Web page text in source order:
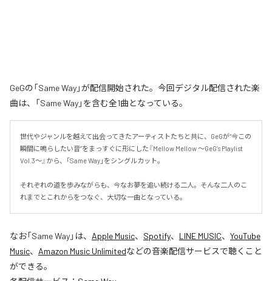
GeGの「Same Way」が配信開始された。今回デジタル配信された楽
曲は、「Same Way」を含む全1曲となっている。
世代やジャンルを越えて出会ってきたアーティストたちと共に、GeGが“今この
瞬間に鳴らしたい音”をまっすぐに形にした『Mellow Mellow ～GeG’s Playlist
Vol.3～』から、「Same Way」をシングルカット。
それぞれの道を歩みながらも、今なお夢を追い続ける二人。そんな二人のこ
れまでとこれからをつなぐ、大切な一曲となっている。
なお「Same Way」は、 Apple Music、 Spotify、 LINE MUSIC、 YouTube
Music、 Amazon Music Unlimitedなどの音楽配信サービスで聴くこと
ができる。